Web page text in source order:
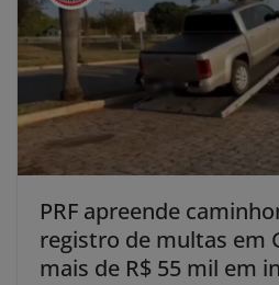
PRF apreende
registro de multas em
mais de R$ 55 mil em